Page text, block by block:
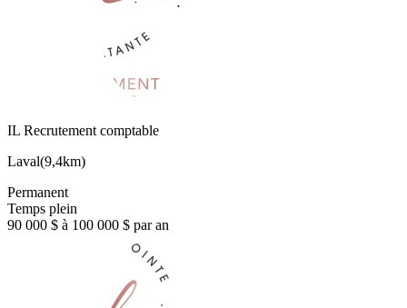
IL Recrutement comptable
Laval(9,4km)
Permanent
Temps plein
90 000 $ à 100 000 $ par an